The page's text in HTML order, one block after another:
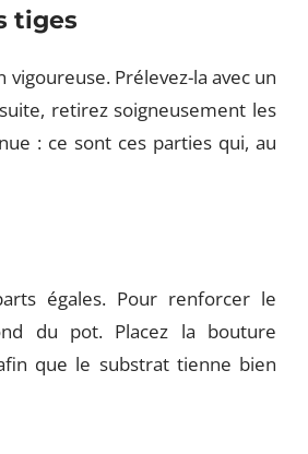
tiges
Prélevez-la avec un
retirez soigneusement les
: ce sont ces parties qui, au
égales. Pour renforcer le
du pot. Placez la bouture
que le substrat tienne bien